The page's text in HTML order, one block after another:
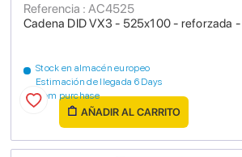
Cadena DID VX3 - 525x100 - reforzada
Referencia : AC4525
Stock en almacén europeo
Estimación de llegada 6 Days
from purchase
AÑADIR AL CARRITO